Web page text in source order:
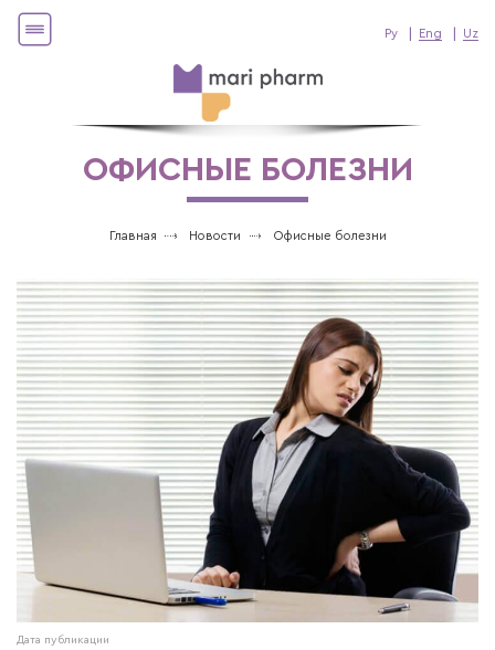
Ру Eng Uz
ОФИСНЫЕ БОЛЕЗНИ
Главная Новости Офисные болезни
Дата публикации